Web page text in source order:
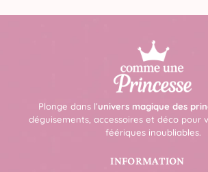
Plonge dans l’univers magique des
déguisements, accessoires et déco pour
féériques inoubliables.
INFORMATION